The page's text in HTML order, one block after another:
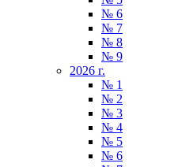
№ 6
№ 7
№ 8
№ 9
2026 г.
№ 1
№ 2
№ 3
№ 4
№ 5
№ 6